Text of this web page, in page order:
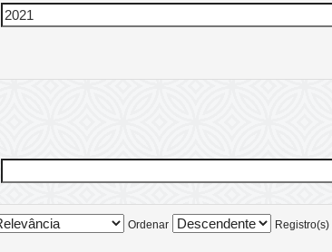
Ordenar Registro(s)